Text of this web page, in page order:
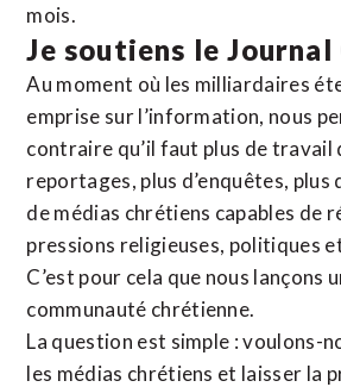
mois.
Je soutiens le
Au moment où les milliardaires
emprise sur l’information, nous
contraire qu’il faut plus de travail
reportages, plus d’enquêtes, plus
de médias chrétiens capables de
pressions religieuses, politiques
C’est pour cela que nous lançons
communauté chrétienne.
La question est simple : voulons-
les médias chrétiens et laisser la